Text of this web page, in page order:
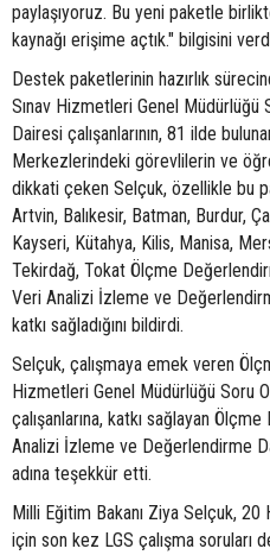
paylaşıyoruz. Bu yeni paketle
kaynağı erişime açtık." bilgisini
Destek paketlerinin hazırlık
Sınav Hizmetleri Genel
Dairesi çalışanlarının, 81 ilde
Merkezlerindeki görevlilerin ve
dikkati çeken Selçuk, özellikle bu
Artvin, Balıkesir, Batman, Burdur,
Kayseri, Kütahya, Kilis, Manisa,
Tekirdağ, Tokat Ölçme
Veri Analizi İzleme ve
katkı sağladığını bildirdi.
Selçuk, çalışmaya emek veren
Hizmetleri Genel Müdürlüğü Soru
çalışanlarına, katkı sağlayan
Analizi İzleme ve Değerlendirme
adına teşekkür etti.
Milli Eğitim Bakanı Ziya Selçuk,
için son kez LGS çalışma soruları